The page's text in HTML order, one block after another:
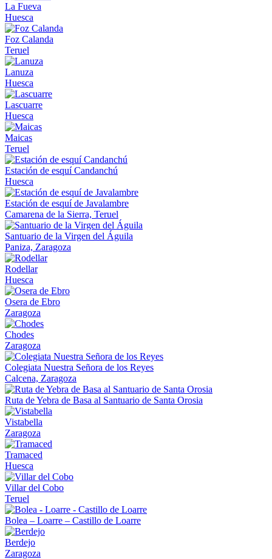
La Fueva
Huesca
Foz Calanda
Teruel
Lanuza
Huesca
Lascuarre
Huesca
Maicas
Teruel
Estación de esquí Candanchú
Huesca
Estación de esquí de Javalambre
Camarena de la Sierra, Teruel
Santuario de la Virgen del Águila
Paniza, Zaragoza
Rodellar
Huesca
Osera de Ebro
Zaragoza
Chodes
Zaragoza
Colegiata Nuestra Señora de los Reyes
Calcena, Zaragoza
Ruta de Yebra de Basa al Santuario de Santa Orosia
Vistabella
Zaragoza
Tramaced
Huesca
Villar del Cobo
Teruel
Bolea – Loarre – Castillo de Loarre
Berdejo
Zaragoza